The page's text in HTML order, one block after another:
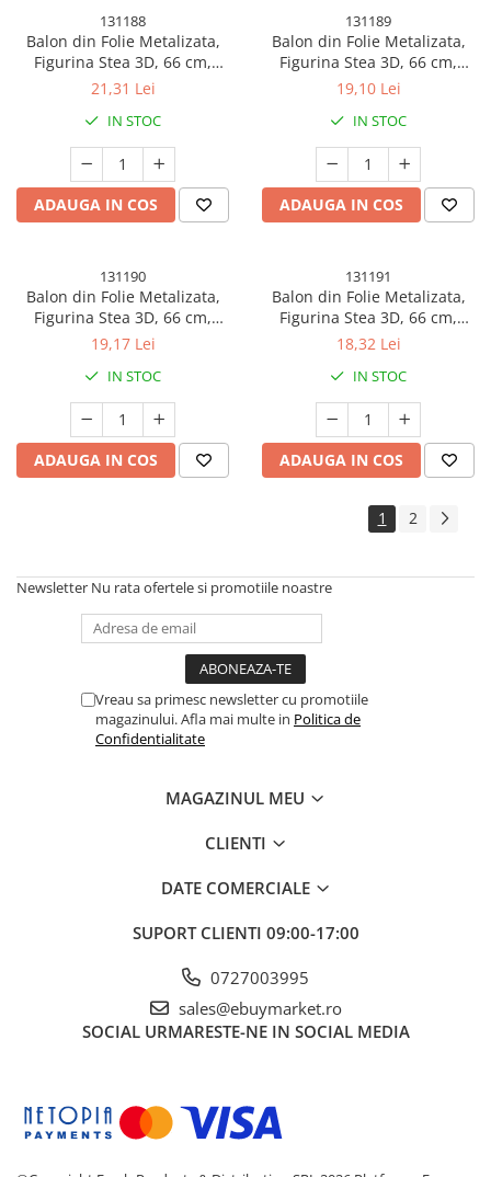
131188
Balon din Folie Metalizata,
Figurina Stea 3D, 66 cm,
Ambalaj Individual, Pai inclus,
21,31 Lei
IN STOC
ADAUGA IN COS
131189
Balon din Folie Metalizata,
Figurina Stea 3D, 66 cm,
Ambalaj Individual, Pai inclus,
Albastru
19,10 Lei
IN STOC
ADAUGA IN COS
131190
Balon din Folie Metalizata,
Figurina Stea 3D, 66 cm,
Ambalaj Individual, Pai inclus,
19,17 Lei
IN STOC
ADAUGA IN COS
131191
Balon din Folie Metalizata,
Figurina Stea 3D, 66 cm,
Ambalaj Individual, Pai inclus,
Auriu
18,32 Lei
IN STOC
ADAUGA IN COS
1 2
Newsletter Nu rata ofertele si promotiile noastre
Vreau sa primesc newsletter cu promotiile
magazinului. Afla mai multe in Politica de
Confidentialitate
MAGAZINUL MEU
CLIENTI
DATE COMERCIALE
SUPORT CLIENTI 09:00-17:00
0727003995
sales@ebuymarket.ro
SOCIAL URMARESTE-NE IN SOCIAL MEDIA